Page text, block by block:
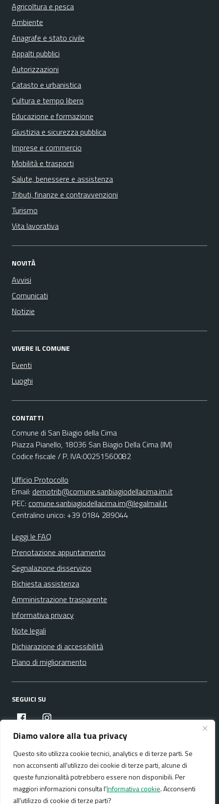
Diamo valore alla tua privacy
Questo sito utilizza cookie tecnici, analytics e di terze parti. Se
non acconsenti all'utilizzo dei cookie di terze parti, alcune di
queste funzionalità potrebbero essere non disponibili. Per
maggiori informazioni consulta l'Informativa cookie. Acconsenti
all'utilizzo di cookie di terze parti?
Agricoltura e pesca
Ambiente
Anagrafe e stato civile
Appalti pubblici
Autorizzazioni
Catasto e urbanistica
Cultura e tempo libero
Educazione e formazione
Giustizia e sicurezza pubblica
Imprese e commercio
Mobilità e trasporti
Salute, benessere e assistenza
Tributi, finanze e contravvenzioni
Turismo
Vita lavorativa
NOVITÀ
Avvisi
Comunicati
Notizie
VIVERE IL COMUNE
Eventi
Luoghi
CONTATTI
Comune di San Biagio della Cima
Piazza Pianello, 18036 San Biagio Della Cima (IM)
Codice fiscale / P. IVA:00251560082
Ufficio Protocollo
Email: demotrib@comune.sanbiagiodellacima.im.it
PEC: comune.sanbiagiodellacima.im@legalmail.it
Centralino unico: +39 0184 289044
Leggi le FAQ
Prenotazione appuntamento
Segnalazione disservizio
Richiesta assistenza
Amministrazione trasparente
Informativa privacy
Note legali
Dichiarazione di accessibilità
Piano di miglioramento
SEGUICI SU
facebookinstagram
Media policy Mappa del sito